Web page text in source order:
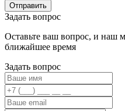
Задать вопрос
Оставьте ваш вопрос, и наш
ближайшее время
Задать вопрос